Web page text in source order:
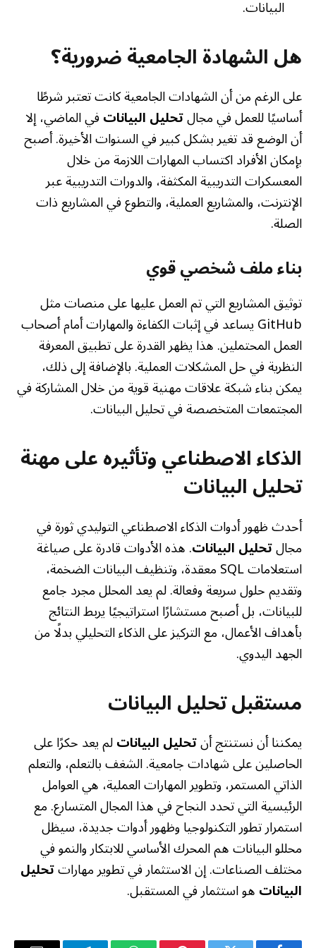
البيانات.
هل الشهادة الجامعية ضرورية؟
على الرغم من أن الشهادات الجامعية كانت تعتبر شرطًا
أساسيًا للعمل في مجالتحليل البياناتفي الماضي، إلا
أن الوضع قد تغير بشكل كبير في السنوات الأخيرة. أصبح
بإمكان الأفراد اكتساب المهارات اللازمة من خلال
المعسكرات التدريبية المكثفة، والدورات التدريبية عبر
الإنترنت، والمشاريع العملية، والتطوع في المشاريع ذات
الصلة.
بناء ملف شخصي قوي
توثيق المشاريع التي تم العمل عليها على منصات مثل
GitHub يساعد في إثبات الكفاءة والمهارات أمام أصحاب
العمل المحتملين. هذا يظهر القدرة على تطبيق المعرفة
النظرية في حل المشكلات العملية. بالإضافة إلى ذلك،
يمكن بناء شبكة علاقات مهنية قوية من خلال المشاركة في
المجتمعات المتخصصة في تحليل البيانات.
الذكاء الاصطناعي وتأثيره على مهنة
تحليل البيانات
أحدث ظهور أدوات الذكاء الاصطناعي التوليدي ثورة في
مجالتحليل البيانات. هذه الأدوات قادرة على صياغة
استعلامات SQL معقدة، وتنظيف البيانات الضخمة،
وتقديم حلول سريعة وفعالة. لم يعد المحلل مجرد جامع
للبيانات، بل أصبح مستشارًا استراتيجيًا يربط النتائج
بأهداف الأعمال، مع التركيز على الذكاء التحليلي بدلًا من
الجهد اليدوي.
مستقبل تحليل البيانات
يمكننا أن نستنتج أنتحليل البياناتلم يعد حكرًا على
الحاصلين على شهادات جامعية. الشغف بالتعلم، والتعلم
الذاتي المستمر، وتطوير المهارات العملية، هي العوامل
الرئيسية التي تحدد النجاح في هذا المجال المتسارع. مع
استمرار تطور التكنولوجيا وظهور أدوات جديدة، سيظل
محللو البيانات هم المحرك الأساسي للابتكار والنمو في
مختلف الصناعات. إن الاستثمار في تطوير مهاراتتحليل
البياناتهو استثمار في المستقبل.